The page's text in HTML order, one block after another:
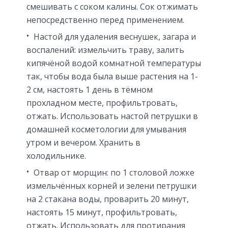
смешивать с соком калины. Сок отжимать
непосредственно перед применением.
Настой для удаления веснушек, загара и
воспалений: измельчить траву, залить
кипячёной водой комнатной температуры
так, чтобы вода была выше растения на 1-
2 см, настоять 1 день в тёмном
прохладном месте, профильтровать,
отжать. Использовать настой петрушки в
домашней косметологии для умывания
утром и вечером. Хранить в
холодильнике.
Отвар от морщин: по 1 столовой ложке
измельчённых корней и зелени петрушки
на 2 стакана воды, проварить 20 минут,
настоять 15 минут, профильтровать,
отжать. Использовать для протирания